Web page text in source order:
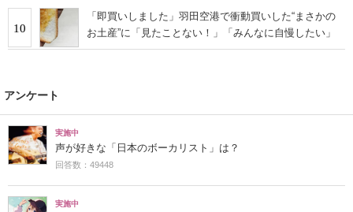
10
「即買いしました」羽田空港で衝動買いした“まさかの
お土産”に「見たことない！」「みんなに自慢したい」
アンケート
実施中
声が好きな「日本のボーカリスト」は？
回答数：49448
実施中